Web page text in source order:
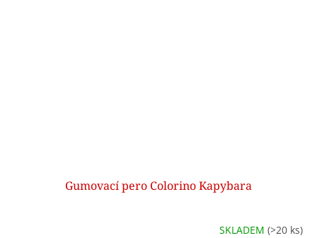
Gumovací pero Colorino Kapybara
SKLADEM (>20 ks)